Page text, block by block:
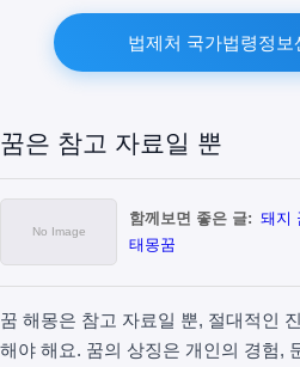
법제처 국가법령정보
꿈은 참고 자료일 뿐
함께보면 좋은 글: 돼지
태몽꿈
꿈 해몽은 참고 자료일 뿐, 절대적인
해야 해요. 꿈의 상징은 개인의 경험,